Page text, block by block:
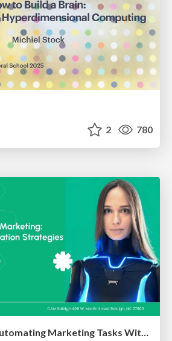
2 780